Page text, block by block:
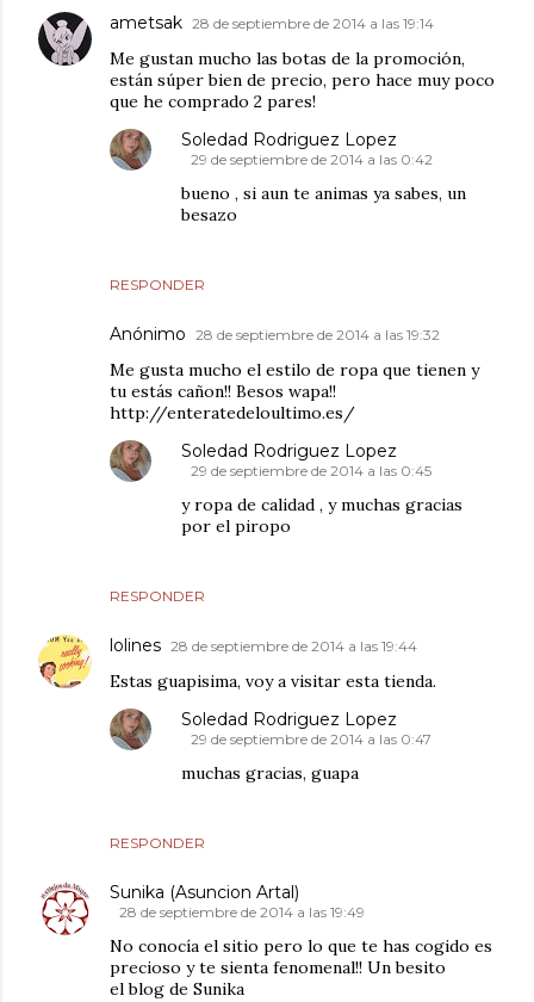
ametsak 28 de septiembre de 2014 a las 19:14
Me gustan mucho las botas de la promoción,
están súper bien de precio, pero hace muy poco
que he comprado 2 pares!
RESPONDER
Soledad Rodriguez Lopez
29 de septiembre de 2014 a las 0:42
bueno , si aun te animas ya sabes, un
besazo
Anónimo 28 de septiembre de 2014 a las 19:32
Me gusta mucho el estilo de ropa que tienen y
tu estás cañon!! Besos wapa!!
http://enteratedeloultimo.es/
RESPONDER
Soledad Rodriguez Lopez
29 de septiembre de 2014 a las 0:45
y ropa de calidad , y muchas gracias
por el piropo
lolines 28 de septiembre de 2014 a las 19:44
Estas guapisima, voy a visitar esta tienda.
RESPONDER
Soledad Rodriguez Lopez
29 de septiembre de 2014 a las 0:47
muchas gracias, guapa
Sunika (Asuncion Artal)
28 de septiembre de 2014 a las 19:49
No conocía el sitio pero lo que te has cogido es
precioso y te sienta fenomenal!! Un besito
el blog de Sunika